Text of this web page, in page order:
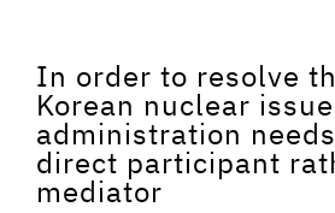
In order to resolve
Korean nuclear
administration
direct participant
mediator